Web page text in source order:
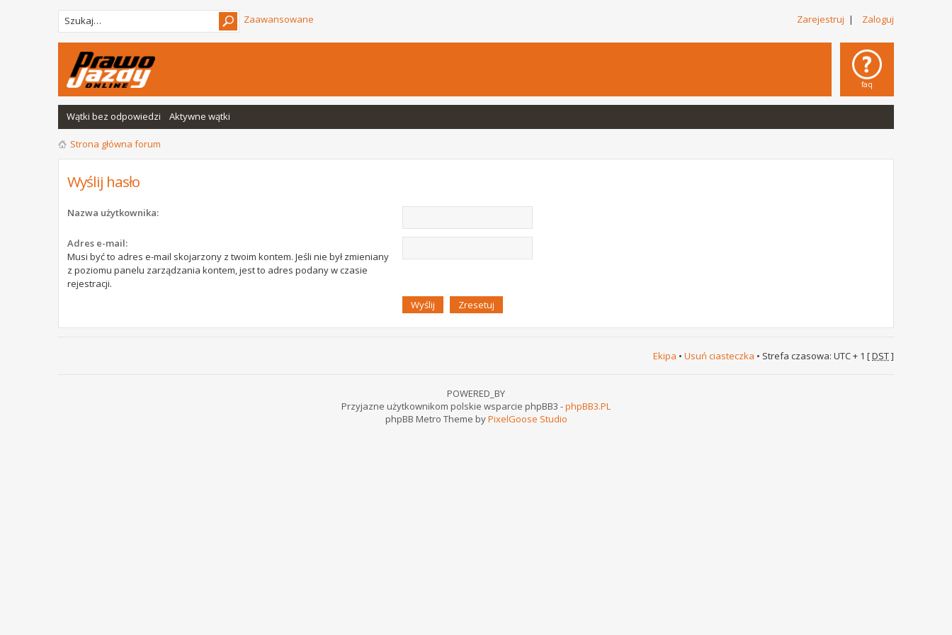
Zarejestruj | Zaloguj
Zaawansowane
faq
Wątki bez odpowiedzi Aktywne wątki
Strona główna forum
Wyślij hasło
Nazwa użytkownika:
Adres e-mail:
Musi być to adres e-mail skojarzony z twoim kontem. Jeśli nie był zmieniany
z poziomu panelu zarządzania kontem, jest to adres podany w czasie
rejestracji.
Ekipa • Usuń ciasteczka • Strefa czasowa: UTC + 1 [DST]
POWERED_BY
Przyjazne użytkownikom polskie wsparcie phpBB3 -phpBB3.PL
phpBB Metro Theme byPixelGoose Studio